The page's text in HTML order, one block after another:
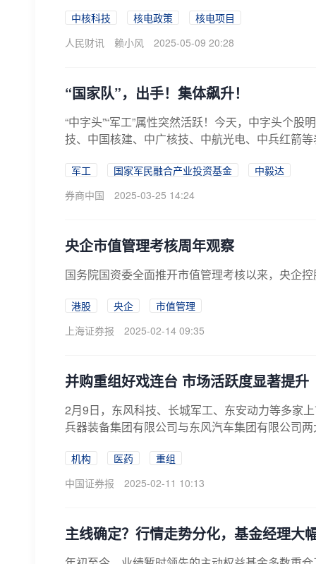
中核科技 核电政策
核电项目
人民财讯
赖小风 2025-05-09 20:28
“国家队”，出手！集体飙升！
“中字头”“军工”属性突然活跃！今天，中字头个
技、中国核建、中广核技、中航光电、中兵红箭
军工 国家军民融合产业投资基金
中毅达
券商中国
2025-03-25 14:24
央企市值管理考核周年观察
国务院国资委全面推开市值管理考核以来，央企
港股 央企
市值管理
上海证券报
2025-02-14 09:35
并购重组好戏连台 市场活跃度显著提升
2月9日，东风科技、长城军工、东安动力等多家
兵器装备集团有限公司与东风汽车集团有限公司
机构 医药
重组
中国证券报
2025-02-11 10:13
主线确定？行情走势分化，基金经理大